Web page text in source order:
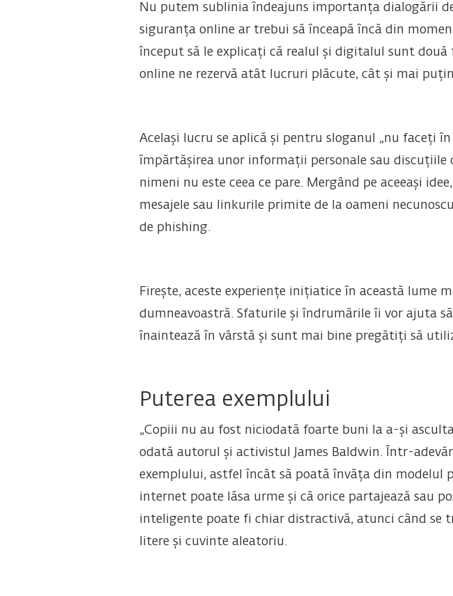
Nu putem sublinia îndeajuns importanța dialogării
siguranța online ar trebui să înceapă încă din
început să le explicați că realul și digitalul sunt două
online ne rezervă atât lucruri plăcute, cât și mai
Același lucru se aplică și pentru sloganul „nu faceți
împărtășirea unor informații personale sau
nimeni nu este ceea ce pare. Mergând pe aceeași
mesajele sau linkurile primite de la oameni
de phishing.
Firește, aceste experiențe inițiatice în această lume
dumneavoastră. Sfaturile și îndrumările îi vor ajuta
înaintează în vârstă și sunt mai bine pregătiți să
Puterea exemplului
„Copiii nu au fost niciodată foarte buni la a-și
odată autorul și activistul James Baldwin. Într-
exemplului, astfel încât să poată învăța din modelul
internet poate lăsa urme și că orice partajează sau
inteligente poate fi chiar distractivă, atunci când se
litere și cuvinte aleatoriu.